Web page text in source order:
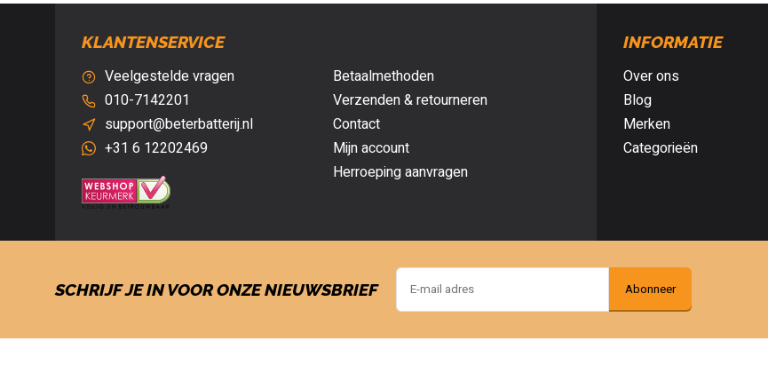
KLANTENSERVICE
Veelgestelde vragen
010-7142201
support@beterbatterij.nl
+31 6 12202469
Betaalmethoden
Verzenden & retourneren
Contact
Mijn account
Herroeping aanvragen
INFORMATIE
Over ons
Blog
Merken
Categorieën
SCHRIJF JE IN VOOR ONZE NIEUWSBRIEF Abonneer